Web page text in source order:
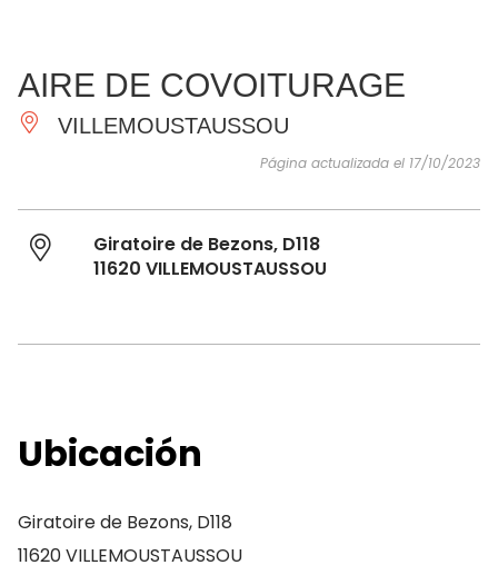
IMPRESCINDIBLES
HACER
INSPIRACIONES
AIRE DE COVOITURAGE
VILLEMOUSTAUSSOU
Página actualizada el 17/10/2023
Giratoire de Bezons, D118
11620 VILLEMOUSTAUSSOU
Ubicación
Giratoire de Bezons, D118
11620 VILLEMOUSTAUSSOU